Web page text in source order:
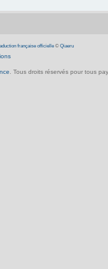
française officielle© Qiaeru
. Tous droits réservés pour tous